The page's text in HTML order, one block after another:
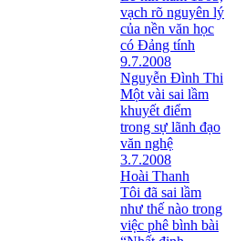
vạch rõ nguyên lý
của nền văn học
có Đảng tính
9.7.2008
Nguyễn Đình Thi
Một vài sai lầm
khuyết điểm
trong sự lãnh đạo
văn nghệ
3.7.2008
Hoài Thanh
Tôi đã sai lầm
như thế nào trong
việc phê bình bài